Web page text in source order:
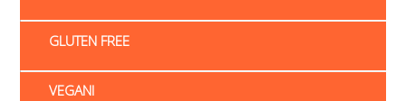
GLUTEN FREE
VEGANI